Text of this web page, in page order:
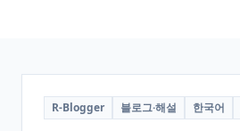
R-Blogger 블로그·해설 한국어